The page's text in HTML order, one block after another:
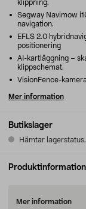
Butikslager
Hämtar
klippning.
Segway Navimow
navigation.
EFLS 2.0
positionering
AI-kartläggning –
klippschemat.
VisionFence-
Mer information
Produktinformation
Mer information